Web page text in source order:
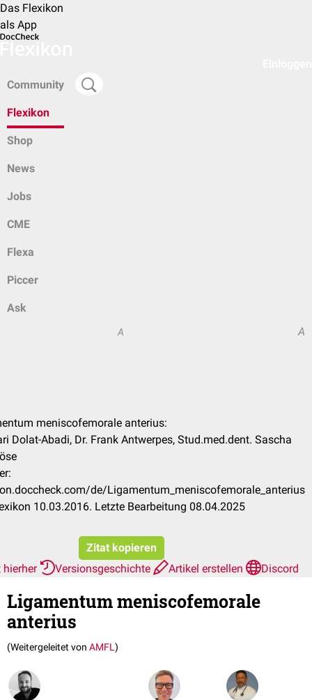
Das Flexikon
als App
Community
Flexikon
Shop
News
Jobs
CME
Flexa
Piccer
Ask
A A
meniscofemorale anterius:
Dolat-Abadi, Dr. Frank Antwerpes, Stud.med.dent. Sascha
de/Ligamentum_meniscofemorale_anterius
10.03.2016. Letzte Bearbeitung 08.04.2025
Zitat kopieren
hierher
Versionsgeschichte Artikel erstellen Discord
Ligamentum meniscofemorale
anterius
(Weitergeleitet von AMFL)